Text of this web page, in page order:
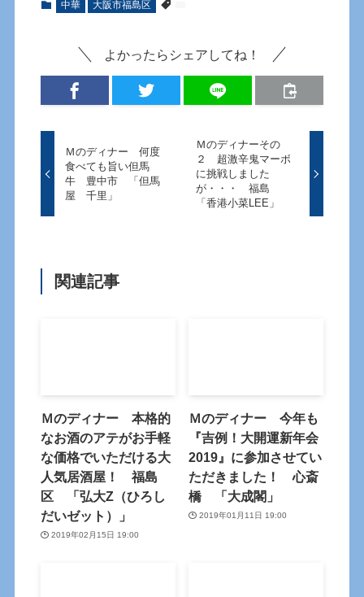
中華 大阪市福島区
よかったらシェアしてね！
Ｍのディナー 何度
食べても旨い但馬
牛 豊中市 「但馬
屋 千里」
Ｍのディナーその
２ 超激辛鬼マーボ
に挑戦しました
が・・・ 福島
「香港小菜LEE」
関連記事
Ｍのディナー 本格的
なお酒のアテがお手軽
な価格でいただける大
人気居酒屋！ 福島
区 「弘大Z（ひろし
だいゼット）」
2019年02月15日 19:00
Ｍのディナー 今年も
『吉例！大開運新年会
2019』に参加させてい
ただきました！ 心斎
橋 「大成閣」
2019年01月11日 19:00